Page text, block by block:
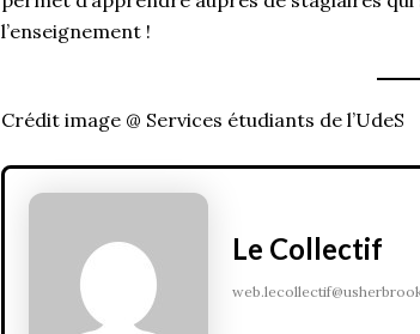
l’enseignement !
Crédit image @ Services étudiants de l’UdeS
Le Collectif